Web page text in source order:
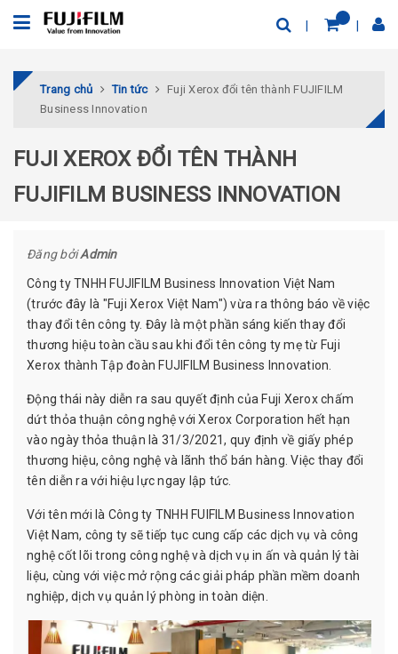
Trang chủ Tin tức
Fuji Xerox đổi tên thành FUJIFILM
Business Innovation
FUJI XEROX ĐỔI TÊN THÀNH
FUJIFILM BUSINESS INNOVATION
Đăng bởiAdmin
Công ty TNHH FUJIFILM Business Innovation Việt Nam
(trước đây là "Fuji Xerox Việt Nam") vừa ra thông báo về việc
thay đổi tên công ty. Đây là một phần sáng kiến thay đổi
thương hiệu toàn cầu sau khi đổi tên công ty mẹ từ Fuji
Xerox thành Tập đoàn FUJIFILM Business Innovation.
Động thái này diễn ra sau quyết định của Fuji Xerox chấm
dứt thỏa thuận công nghệ với Xerox Corporation hết hạn
vào ngày thỏa thuận là 31/3/2021, quy định về giấy phép
thương hiệu, công nghệ và lãnh thổ bán hàng. Việc thay đổi
tên diễn ra với hiệu lực ngay lập tức.
Với tên mới là Công ty TNHH FUIFILM Business Innovation
Việt Nam, công ty sẽ tiếp tục cung cấp các dịch vụ và công
nghệ cốt lõi trong công nghệ và dịch vụ in ấn và quản lý tài
liệu, cùng với việc mở rộng các giải pháp phần mềm doanh
nghiệp, dịch vụ quản lý phòng in toàn diện.